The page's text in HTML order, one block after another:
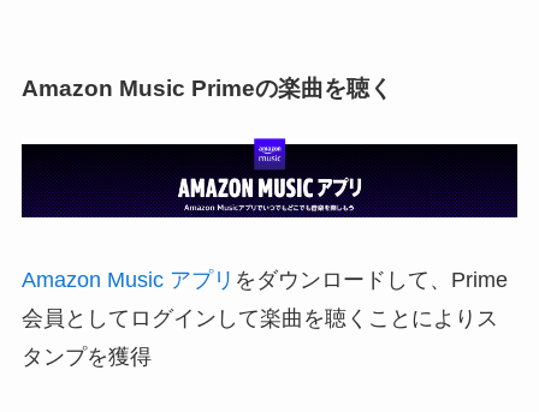
Amazon Music Primeの楽曲を聴く
Amazon Music アプリ をダウンロードして、Prime
会員としてログインして楽曲を聴くことによりス
タンプを獲得